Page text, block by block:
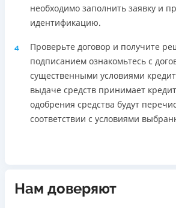
необходимо заполнить заявку и
идентификацию.
4
Проверьте договор и получите
подписанием ознакомьтесь с
существенными условиями
выдаче средств принимает
одобрения средства будут
соответствии с условиями
Нам доверяют